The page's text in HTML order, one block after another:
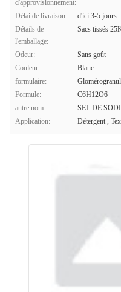
d'approvisionnement:
Délai de livraison:
d'ici 3-5 jours
Détails de
l'emballage:
Sacs tissés
Odeur:
Sans goût
Couleur:
Blanc
formulaire:
Formule:
C6H12O6
autre nom:
SEL DE
Application:
Détergent ,